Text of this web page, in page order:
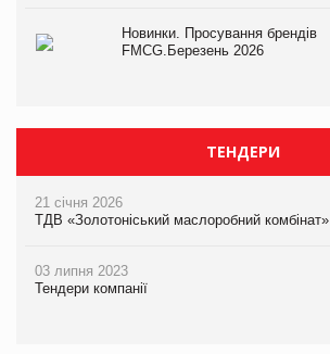
Новинки. Просування брендів
FMCG.Березень 2026
ТЕНДЕРИ
21 січня 2026
ТДВ «Золотоніський маслоробний комбінат»
03 липня 2023
Тендери компанії